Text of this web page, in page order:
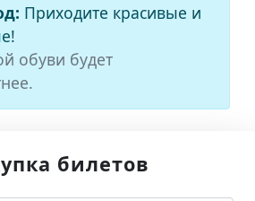
Приходите красивые и
обуви будет
билетов